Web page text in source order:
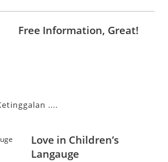
Free Information, Great!
....
Love in Children’s
Langauge